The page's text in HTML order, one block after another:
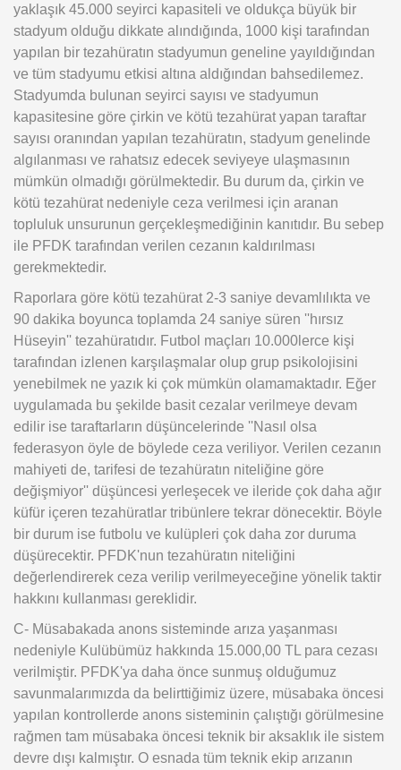
yaklaşık 45.000 seyirci kapasiteli ve oldukça büyük bir
stadyum olduğu dikkate alındığında, 1000 kişi tarafından
yapılan bir tezahüratın stadyumun geneline yayıldığından
ve tüm stadyumu etkisi altına aldığından bahsedilemez.
Stadyumda bulunan seyirci sayısı ve stadyumun
kapasitesine göre çirkin ve kötü tezahürat yapan taraftar
sayısı oranından yapılan tezahüratın, stadyum genelinde
algılanması ve rahatsız edecek seviyeye ulaşmasının
mümkün olmadığı görülmektedir. Bu durum da, çirkin ve
kötü tezahürat nedeniyle ceza verilmesi için aranan
topluluk unsurunun gerçekleşmediğinin kanıtıdır. Bu sebep
ile PFDK tarafından verilen cezanın kaldırılması
gerekmektedir.
Raporlara göre kötü tezahürat 2-3 saniye devamlılıkta ve
90 dakika boyunca toplamda 24 saniye süren ''hırsız
Hüseyin'' tezahüratıdır. Futbol maçları 10.000lerce kişi
tarafından izlenen karşılaşmalar olup grup psikolojisini
yenebilmek ne yazık ki çok mümkün olamamaktadır. Eğer
uygulamada bu şekilde basit cezalar verilmeye devam
edilir ise taraftarların düşüncelerinde ''Nasıl olsa
federasyon öyle de böylede ceza veriliyor. Verilen cezanın
mahiyeti de, tarifesi de tezahüratın niteliğine göre
değişmiyor'' düşüncesi yerleşecek ve ileride çok daha ağır
küfür içeren tezahüratlar tribünlere tekrar dönecektir. Böyle
bir durum ise futbolu ve kulüpleri çok daha zor duruma
düşürecektir. PFDK'nun tezahüratın niteliğini
değerlendirerek ceza verilip verilmeyeceğine yönelik taktir
hakkını kullanması gereklidir.
C- Müsabakada anons sisteminde arıza yaşanması
nedeniyle Kulübümüz hakkında 15.000,00 TL para cezası
verilmiştir. PFDK'ya daha önce sunmuş olduğumuz
savunmalarımızda da belirttiğimiz üzere, müsabaka öncesi
yapılan kontrollerde anons sisteminin çalıştığı görülmesine
rağmen tam müsabaka öncesi teknik bir aksaklık ile sistem
devre dışı kalmıştır. O esnada tüm teknik ekip arızanın